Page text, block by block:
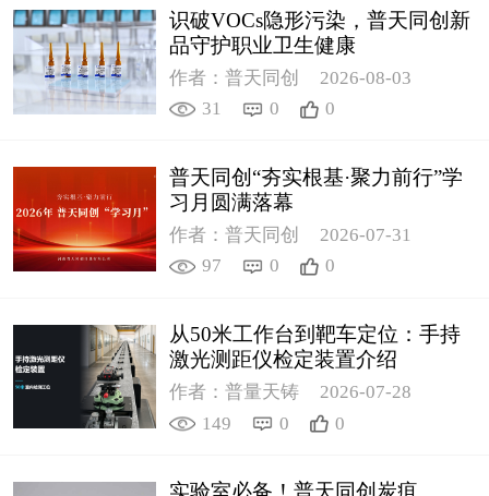
识破VOCs隐形污染，普天同创新
品守护职业卫生健康
作者：普天同创
2026-08-03
31
0 0
普天同创“夯实根基·聚力前行”学
习月圆满落幕
作者：普天同创
2026-07-31
97
0 0
从50米工作台到靶车定位：手持
激光测距仪检定装置介绍
作者：普量天铸
2026-07-28
149
0 0